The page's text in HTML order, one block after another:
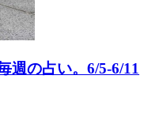
週の占い。6/5-6/11